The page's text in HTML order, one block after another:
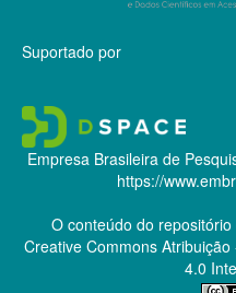
Suportado por
Empresa Brasileira de
https://
O conteúdo do
Creative CommonsAtribuição
4.0